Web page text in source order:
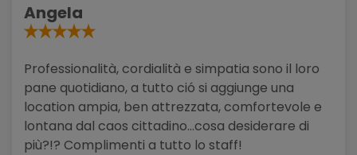
Angela
Professionalità, cordialità e simpatia sono il loro
pane quotidiano, a tutto ció si aggiunge una
location ampia, ben attrezzata, comfortevole e
lontana dal caos cittadino...cosa desiderare di
più?!? Complimenti a tutto lo staff!